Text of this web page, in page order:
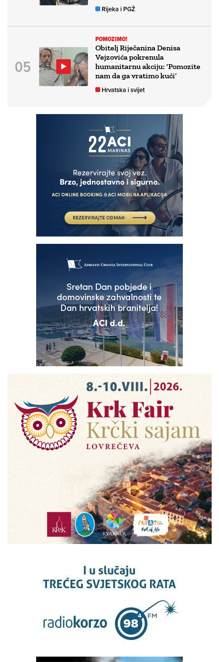
Rijeka i PGŽ
POMOZIMO!
Obitelj Riječanina Denisa
Vejzovića pokrenula
humanitarnu akciju: ‘Pomozite
nam da ga vratimo kući’
Hrvatska i svijet